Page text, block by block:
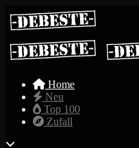
Home
Neu
Top 100
Zufall